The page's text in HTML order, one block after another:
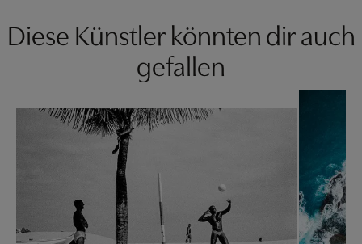
Diese Künstler könnten dir auch
gefallen